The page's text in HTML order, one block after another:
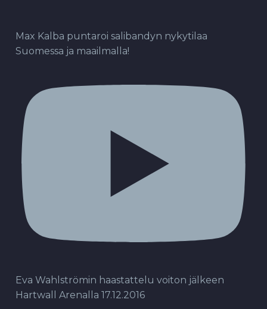
Max Kalba puntaroi salibandyn nykytilaa
Suomessa ja maailmalla!
Eva Wahlströmin haastattelu voiton jälkeen
Hartwall Arenalla 17.12.2016